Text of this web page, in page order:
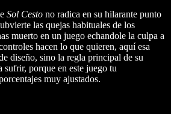
Sol Cesto no radica en su hilarante punto
las quejas habituales de los
muerto en un juego echandole la culpa a
hacen lo que quieren, aquí esa
diseño, sino la regla principal de su
sufrir, porque en este juego tu
muy ajustados.